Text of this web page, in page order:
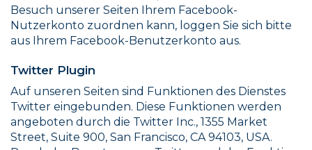
Besuch unserer Seiten Ihrem Facebook-
Nutzerkonto zuordnen kann, loggen Sie sich bitte
aus Ihrem Facebook-Benutzerkonto aus.
Twitter Plugin
Auf unseren Seiten sind Funktionen des Dienstes
Twitter eingebunden. Diese Funktionen werden
angeboten durch die Twitter Inc., 1355 Market
Street, Suite 900, San Francisco, CA 94103, USA.